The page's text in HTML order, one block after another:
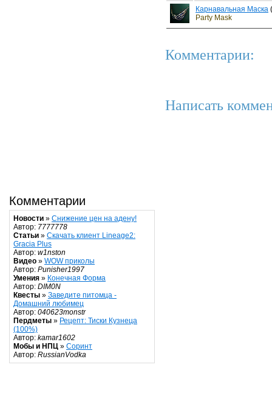
Комментарии
Новости » Снижение цен на адену!
Автор: 7777778
Статьи » Скачать клиент Lineage2:
Gracia Plus
Автор: w1nston
Видео » WOW приколы
Автор: Punisher1997
Умения » Конечная Форма
Автор: DIM0N
Квесты » Заведите питомца -
Домашний любимец
Автор: 040623monstr
Пердметы » Рецепт: Тиски Кузнеца
(100%)
Автор: kamar1602
Мобы и НПЦ » Соринт
Автор: RussianVodka
Карнавальная Маска (
Party Mask
Комментарии:
Написать